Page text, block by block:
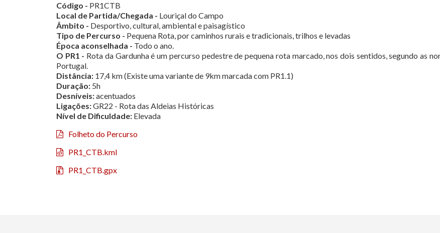
Código - PR1CTB
Local de Partida/Chegada - Louriçal do Campo
Âmbito - Desportivo, cultural, ambiental e paisagístico
Tipo de Percurso - Pequena Rota, por caminhos rurais e tradicionais, trilhos e levadas
Época aconselhada - Todo o ano.
O PR1 - Rota da Gardunha é um percurso pedestre de pequena rota marcado, nos dois sentidos, segundo as
Portugal.
Distância: 17,4 km (Existe uma variante de 9km marcada com PR1.1)
Duração: 5h
Desníveis:acentuados
Ligações:GR22 - Rota das Aldeias Históricas
Nível de Dificuldade: Elevada
Folheto do Percurso
PR1_CTB.kml
PR1_CTB.gpx